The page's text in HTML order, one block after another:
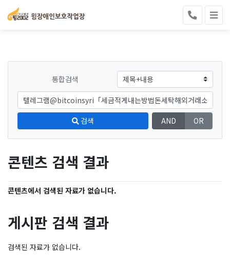
통합검색
검색 AND OR
콘텐츠 검색 결과
콘텐츠에서 검색된 자료가 없습니다.
게시판 검색 결과
검색된 자료가 없습니다.